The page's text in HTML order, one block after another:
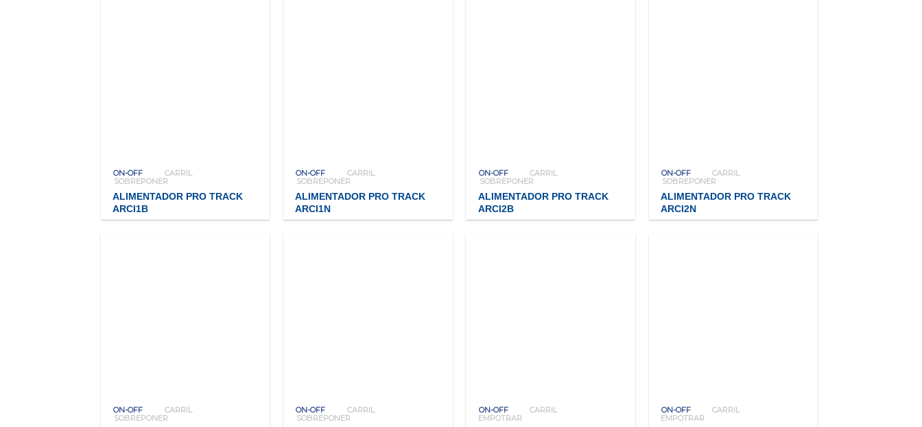
ON-OFF
CARRIL
SOBREPONER
ALIMENTADOR PRO TRACK
ARCI1B
ON-OFF
CARRIL
SOBREPONER
ALIMENTADOR PRO TRACK
ARCI1N
ON-OFF
CARRIL
SOBREPONER
ALIMENTADOR PRO TRACK
ARCI2B
ON-OFF
CARRIL
SOBREPONER
ALIMENTADOR PRO TRACK
ARCI2N
ON-OFF
CARRIL
SOBREPONER
ON-OFF
CARRIL
SOBREPONER
ON-OFF
CARRIL
EMPOTRAR
ON-OFF
CARRIL
EMPOTRAR